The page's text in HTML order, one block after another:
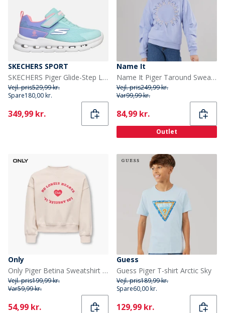
SKECHERS SPORT
SKECHERS Piger Glide-Step Lys Sneakers Blå
Vejl. pris529,99 kr.
Spare180,00 kr.
Current
349,99 kr.
Name It
Name It Piger Taround Sweatshirt Easter Egg
Vejl. pris249,99 kr.
Var99,99 kr.
Current
84,99 kr.
Outlet
Only
Only Piger Betina Sweatshirt Whitecap Gray
Vejl. pris199,99 kr.
Var59,99 kr.
Current
54,99 kr.
Guess
Guess Piger T-shirt Arctic Sky
Vejl. pris189,99 kr.
Spare60,00 kr.
Current
129,99 kr.